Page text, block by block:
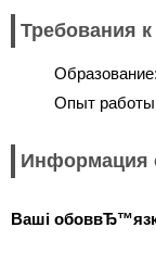
Требования к
Образование:
Опыт
Информация
Ваші об